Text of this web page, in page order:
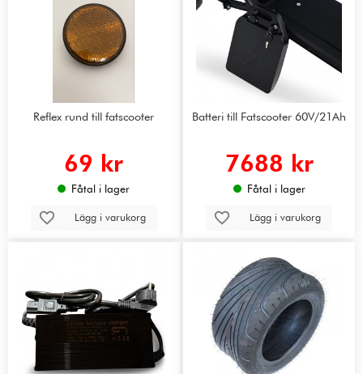
Reflex rund till fatscooter
69 kr
Fåtal i lager
Lägg i varukorg
Batteri till Fatscooter 60V/21Ah
7688 kr
Fåtal i lager
Lägg i varukorg